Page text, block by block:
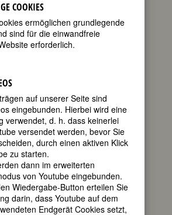
Stadtarchiv Fürth
bei
Studentin der Medizin
in Zürich. Privatpraxis
für Frauen in Berlin
FEMBIO.ORG. FemBiografie
Franger.
Literatur & Quellen
COOKIES
ermöglichen grundlegende
sind für die einwandfreie
erforderlich.
auf unserer Seite sind
eingebunden. Hierbei wird eine
verwendet, d. h. dass keinerlei
versendet werden, bevor Sie
durch einen aktiven Klick
zu starten.
dann im erweiterten
von Youtube eingebunden.
Wiedergabe-Button erteilen Sie
darin, dass Youtube auf dem
Endgerät Cookies setzt,